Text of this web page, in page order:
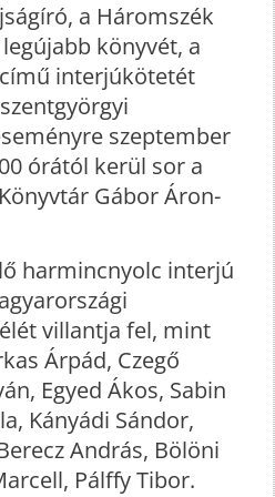
a Háromszék
könyvét, a
interjúkötetét
szeptember
órától kerül sor a
Gábor Áron-
harmincnyolc interjú
villantja fel, mint
Árpád, Czegő
Egyed Ákos, Sabin
Kányádi Sándor,
András, Bölöni
Pálffy Tibor.